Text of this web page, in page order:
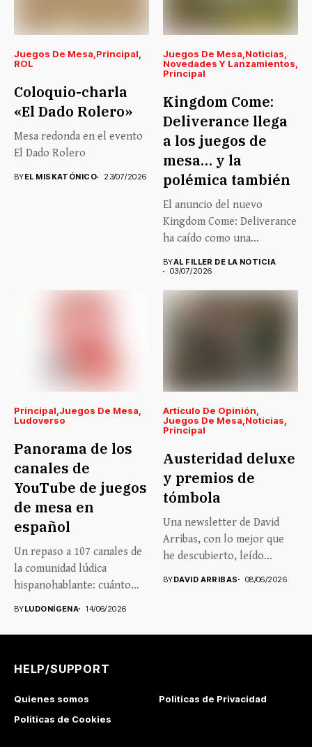
Juegos De Mesa Principal
ROL
Coloquio-charla
«El Dado Rolero»
Mesa redonda en el evento
El Dado Rolero
BYEL MISKATÓNICO 23/07/2026
Juegos De Mesa Noticias
Novedades Y Lanzamientos
Principal
Kingdom Come:
Deliverance llega
a los juegos de
mesa… y la
polémica también
El anuncio del nuevo
Kingdom Come: Deliverance
ha caído como una
BYAL FILLER DE LA NOTICIA
03/07/2026
Principal Juegos De Mesa
Ludoverso
Panorama de los
canales de
YouTube de juegos
de mesa en
español
Un repaso a 107 canales de
la comunidad lúdica
hispanohablante: cuánto
crecen,...
BYLUDONÍGENA 14/06/2026
Artículo De Opinión
Juegos De Mesa Noticias
Principal
Austeridad deluxe
y premios de
tómbola
Una newsletter de David
Arribas, con lo mejor que
he descubierto, leído...
BYDAVID ARRIBAS 08/06/2026
HELP/SUPPORT
Quienes somos
Politicas de Privacidad
Politicas de Cookies